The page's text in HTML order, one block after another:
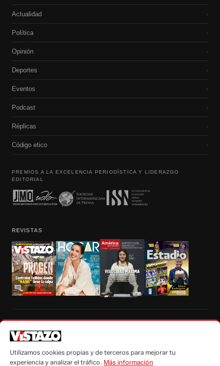
Actualidad ›
Política ›
Opinión ›
Deportes ›
Eventos ›
Podcast ›
Réplicas ›
Código etico ›
PREMIOS A LA EXCELENCIA PERIODÍSTICA Y LIDERAZGO
EDITORIAL
REVISTAS
autorización escrita de su titular, de todos los contenidos de Vistazo.com.
Utilizamos cookies propias y de terceros para mejorar tu
experiencia y analizar el tráfico. Más información